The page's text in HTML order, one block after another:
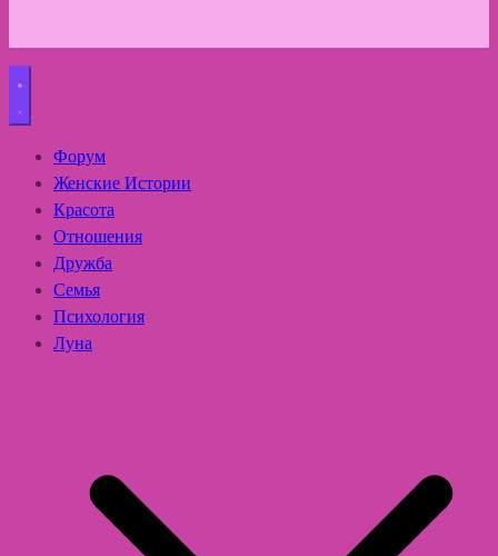
Форум
Женские Истории
Красота
Отношения
Дружба
Семья
Психология
Луна